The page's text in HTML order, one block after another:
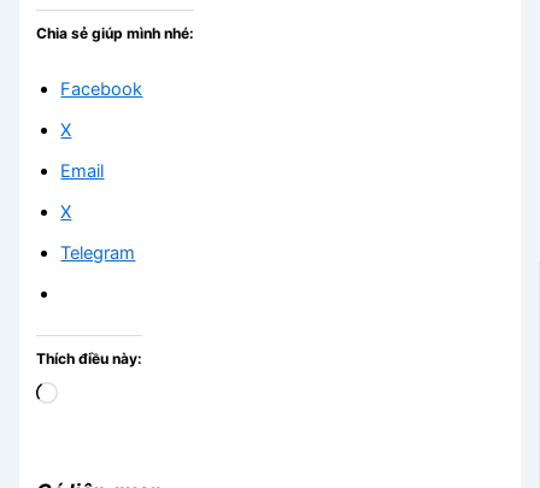
Chia sẻ giúp mình nhé:
Facebook
X
Email
X
Telegram
Thích điều này:
Đang